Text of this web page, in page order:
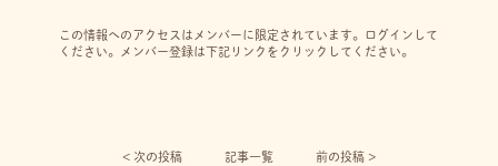
この情報へのアクセスはメンバーに限定されています。ログインして
ください。メンバー登録は下記リンクをクリックしてください。
< 次の投稿︎ 記事一覧 前の投稿 >